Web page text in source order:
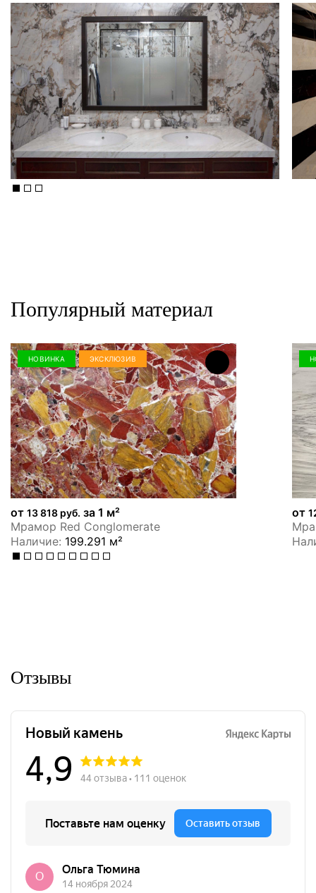
Популярный материал
НОВИНКА ЭКСКЛЮЗИВ
от13 818 руб. за 1 м²
Мрамор Red Conglomerate
Наличие: 199.291 м²
от
Отзывы